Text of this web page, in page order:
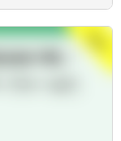
直接人事へ依頼を
業務を進めること
人、公益法人、社
税務・会計サービ